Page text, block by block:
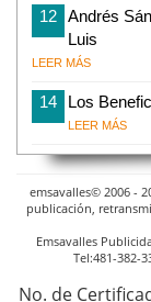
12
Andrés
Luis
LEER MÁS
14 Los
LEER MÁS
emsavalles© 2006 -
publicación,
Emsavalles
Tel:481-382-
No. de